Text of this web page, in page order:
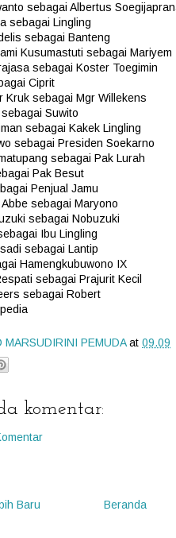
sebagai Albertus
sebagai Lingling
sebagai Banteng
Kusumastuti sebagai Mariyem
sebagai Koster Toegimin
Ciprit
Kruk sebagai Mgr Willekens
Suwito
sebagai Kakek Lingling
sebagai Presiden Soekarno
sebagai Pak Lurah
Pak Besut
Penjual Jamu
sebagai Maryono
sebagai Nobuzuki
Ibu Lingling
sebagai Lantip
Hamengkubuwono IX
sebagai Prajurit Kecil
sebagai Robert
MARSUDIRINI PEMUDA at 09.09
komentar:
Baru Beranda